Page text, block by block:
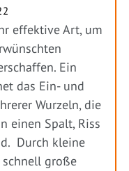
effektive Art, um
Ein
das Ein- und
Wurzeln, die
einen Spalt, Riss
Durch kleine
große